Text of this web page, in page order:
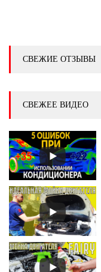
СВЕЖИЕ ОТЗЫВЫ
СВЕЖЕЕ ВИДЕО